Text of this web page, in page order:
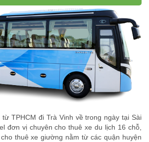
TPHCM đi Trà Vinh về trong ngày tại Sài
đơn vị chuyên cho thuê xe du lịch 16 chỗ,
thuê xe giường nằm từ các quận huyện